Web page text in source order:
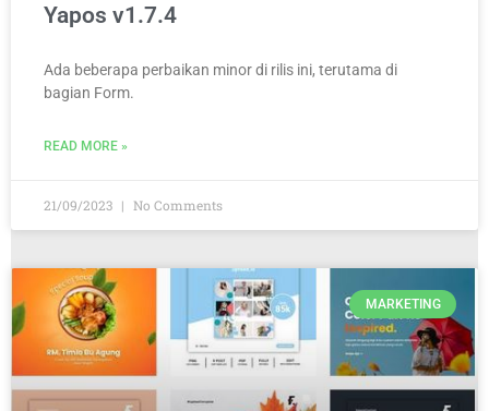
Yapos v1.7.4
Ada beberapa perbaikan minor di rilis ini, terutama di
bagian Form.
READ MORE »
21/09/2023 No Comments
MARKETING